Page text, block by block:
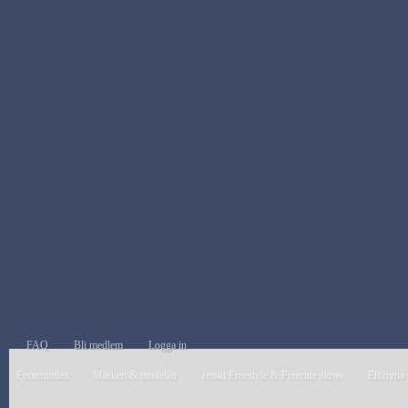
FAQ Bli medlem Logga in
Forumindex Märken & modeller Jetski Freestyle & Freeride skrov Eldrivna